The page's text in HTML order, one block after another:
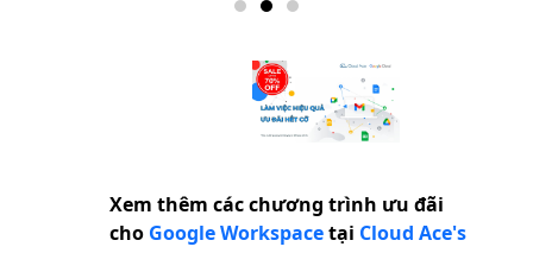
Xem thêm các chương trình ưu đãi
cho Google Workspacetại Cloud Ace's